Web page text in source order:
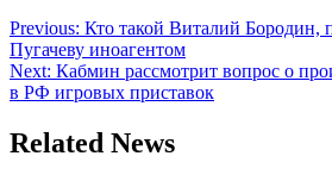
Previous: Кто такой Виталий Бородин,
Пугачеву иноагентом
Next: Кабмин рассмотрит вопрос о
в РФ игровых приставок
Related News